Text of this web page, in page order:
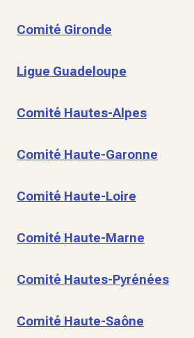
Comité Gironde
Ligue Guadeloupe
Comité Hautes-Alpes
Comité Haute-Garonne
Comité Haute-Loire
Comité Haute-Marne
Comité Hautes-Pyrénées
Comité Haute-Saône